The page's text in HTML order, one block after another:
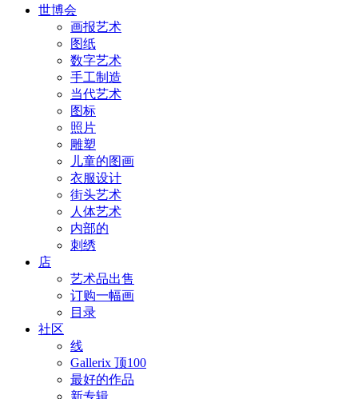
世博会
画报艺术
图纸
数字艺术
手工制造
当代艺术
图标
照片
雕塑
儿童的图画
衣服设计
街头艺术
人体艺术
内部的
刺绣
店
艺术品出售
订购一幅画
目录
社区
线
Gallerix 顶100
最好的作品
新专辑